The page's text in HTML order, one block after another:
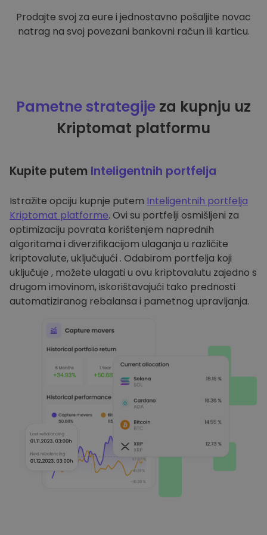
Prodajte svoj za eure i jednostavno pošaljite novac
natrag na svoj povezani bankovni račun ili karticu.
Pametne strategije za kupnju uz
Kriptomat platformu
Kupite putem Inteligentnih portfelja
Istražite opciju kupnje putem Inteligentnih portfelja
Kriptomat platforme. Ovi su portfelji osmišljeni za
optimizaciju povrata korištenjem naprednih
algoritama i diverzifikacijom ulaganja u različite
kriptovalute, uključujući . Odabirom portfelja koji
uključuje , možete ulagati u ovu kriptovalutu zajedno s
drugom imovinom, iskorištavajući tako prednosti
automatiziranog rebalansa i pametnog upravljanja.